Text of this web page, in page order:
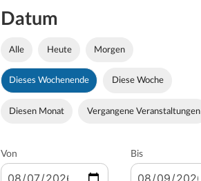
Datum
Alle Heute Morgen
Dieses Wochenende Diese Woche
Diesen Monat Vergangene Veranstaltungen
Von Bis